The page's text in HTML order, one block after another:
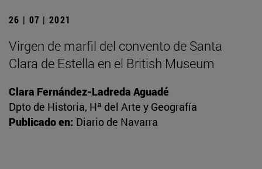
26 | 07 | 2021
Virgen de marfil del convento de Santa
Clara de Estella en el British Museum
Clara Fernández-Ladreda Aguadé
Dpto de Historia, Hª del Arte y Geografía
Publicado en: Diario de Navarra